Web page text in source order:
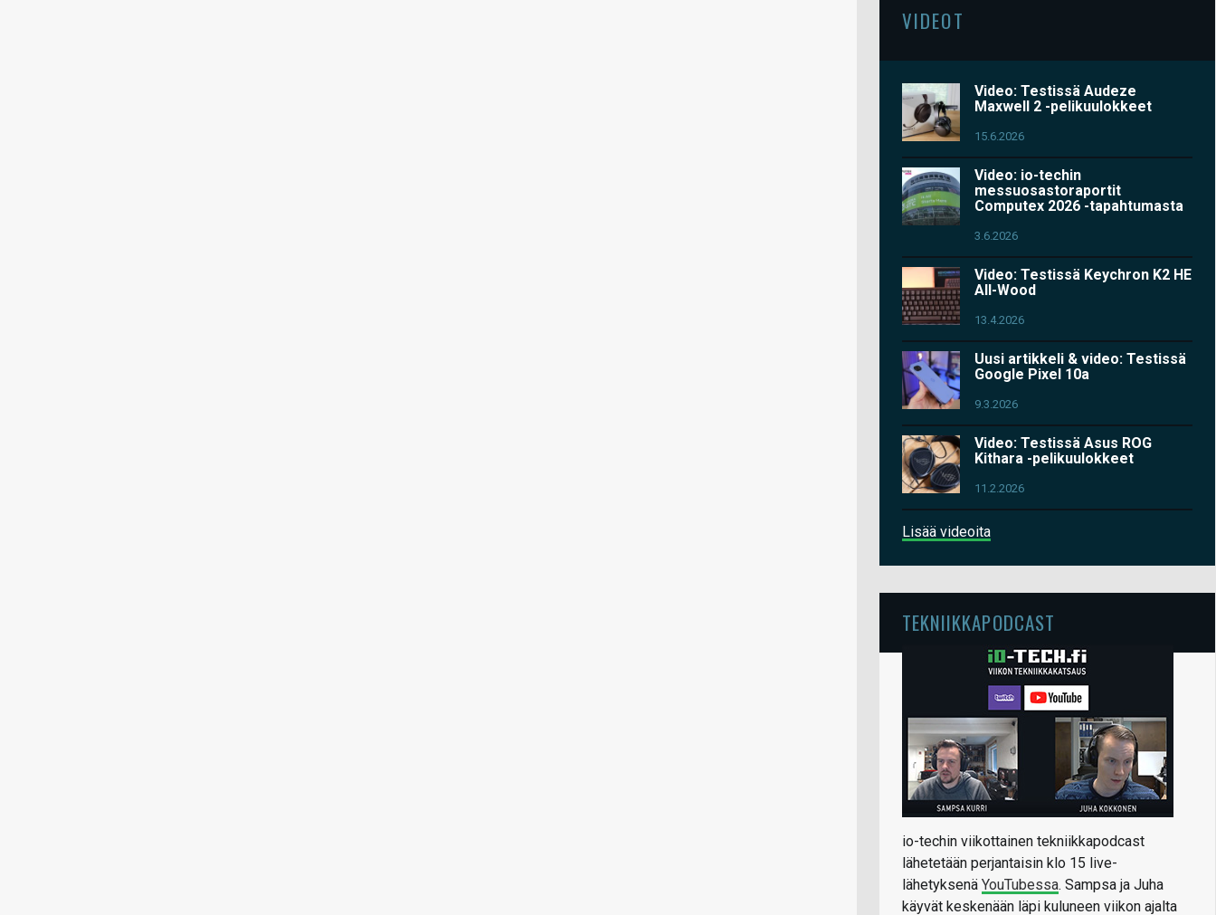
VIDEOT
Video: Testissä Audeze
Maxwell 2 -pelikuulokkeet
15.6.2026
Video: io-techin
messuosastoraportit
Computex 2026 -tapahtumasta
3.6.2026
Video: Testissä Keychron K2 HE
All-Wood
13.4.2026
Uusi artikkeli & video: Testissä
Google Pixel 10a
9.3.2026
Video: Testissä Asus ROG
Kithara -pelikuulokkeet
11.2.2026
Lisää videoita
TEKNIIKKAPODCAST
io-techin viikottainen tekniikkapodcast
lähetetään perjantaisin klo 15 live-
lähetyksenä YouTubessa. Sampsa ja Juha
käyvät keskenään läpi kuluneen viikon ajalta